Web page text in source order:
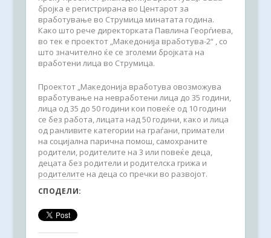
бројка е регистрирана во Центарот за
вработување во Струмица минатата година.
Како што рече директорката Павлина Георѓиева,
во тек е проектот „Македонија вработува-2“ , со
што значително ќе се зголеми бројката на
вработени лица во Струмица.
Проектот „Македонија вработува овозможува
вработување на невработени лица до 35 години,
лица од 35 до 50 години кои повеќе од 10 години
се без работа, лицата над 50 години, како и лица
од ранливите категории на граѓани, приматели
на социјална парична помош, самохраните
родители, родителите на 3 или повеќе деца,
децата без родители и родителска грижа и
родителите на деца со пречки во развојот.
СПОДЕЛИ: